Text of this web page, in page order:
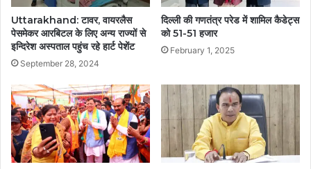
Uttarakhand: टावर, वायरलैस
पेसमेकर आरबिटल के लिए अन्य राज्यों से
इन्दिरेश अस्पताल पहुंच रहे हार्ट पेशेंट
September 28, 2024
दिल्ली की गणतंत्र परेड में शामिल कैडेट्स
को 51-51 हजार
February 1, 2025